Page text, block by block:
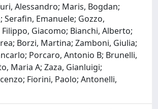
Alessandro; Maris, Bogdan;
Serafin, Emanuele; Gozzo,
Giacomo; Bianchi, Alberto;
Borzi, Martina; Zamboni, Giulia;
Porcaro, Antonio B; Brunelli,
Maria A; Zaza, Gianluigi;
Fiorini, Paolo; Antonelli,